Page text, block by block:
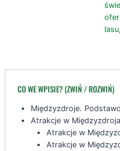
CO WE WPISIE? (ZWIŃ / ROZWIŃ)
Międzyzdroje.
Atrakcje w
Atrakcje w
Atrakcje w